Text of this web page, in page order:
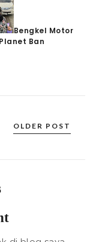
Bengkel Motor
Planet Ban
OLDER POST